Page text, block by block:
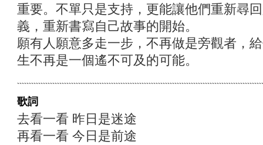
重要。不單只是支持，更能讓他們重新尋
義，重新書寫自己故事的開始。
願有人願意多走一步，不再做是旁觀者，
生不再是一個遙不可及的可能。
歌詞
去看一看 昨日是迷途
再看一看 今日是前途